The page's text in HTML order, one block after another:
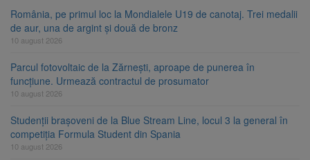
România, pe primul loc la Mondialele U19 de canotaj. Trei medalii
de aur, una de argint și două de bronz
10 august 2026
Parcul fotovoltaic de la Zărnești, aproape de punerea în
funcțiune. Urmează contractul de prosumator
10 august 2026
Studenții brașoveni de la Blue Stream Line, locul 3 la general în
competiția Formula Student din Spania
10 august 2026